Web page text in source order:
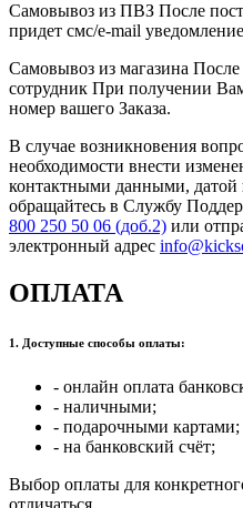
Самовывоз из ПВЗ После
придет смс/e-mail
Самовывоз из магазина После
сотрудник При получении Вам
номер вашего Заказа.
В случае возникновения
необходимости внести
контактными данными, датой
обращайтесь в Службу
800 250 50 06 (доб.2) или
электронный адрес
ОПЛАТА
1. Доступные способы оплаты:
- онлайн оплата
- наличными;
- подарочными картами;
- на банковский счёт;
Выбор оплаты для
отличаться.